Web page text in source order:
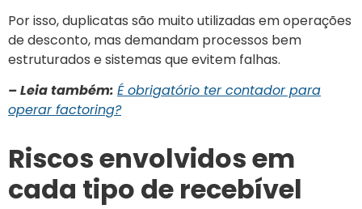
Por isso, duplicatas são muito utilizadas em operações
de desconto, mas demandam processos bem
estruturados e sistemas que evitem falhas.
– Leia também: É obrigatório ter contador para
operar factoring?
Riscos envolvidos em
cada tipo de recebível